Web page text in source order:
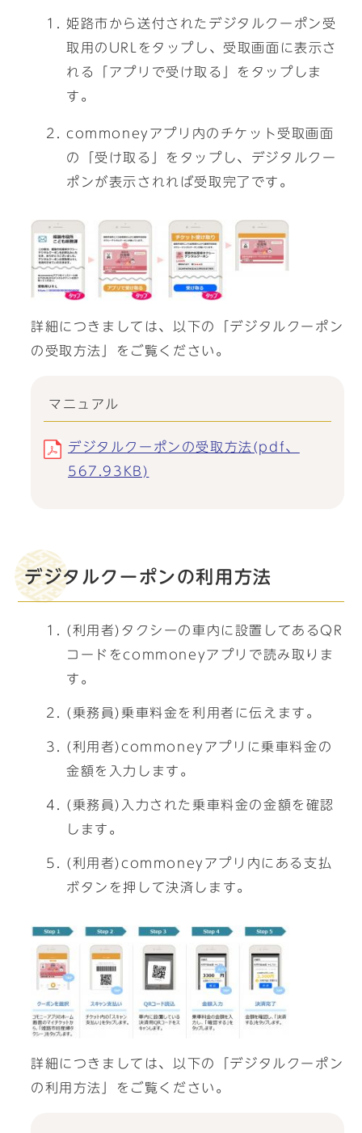
姫路市から送付されたデジタルクーポン受
取用のURLをタップし、受取画面に表示さ
れる「アプリで受け取る」をタップしま
す。
commoneyアプリ内のチケット受取画面
の「受け取る」をタップし、デジタルクー
ポンが表示されれば受取完了です。
詳細につきましては、以下の「デジタルクーポン
の受取方法」をご覧ください。
マニュアル
デジタルクーポンの受取方法(pdf、
567.93KB)
デジタルクーポンの利用方法
(利用者)タクシーの車内に設置してあるQR
コードをcommoneyアプリで読み取りま
す。
(乗務員)乗車料金を利用者に伝えます。
(利用者)commoneyアプリに乗車料金の
金額を入力します。
(乗務員)入力された乗車料金の金額を確認
します。
(利用者)commoneyアプリ内にある支払
ボタンを押して決済します。
詳細につきましては、以下の「デジタルクーポン
の利用方法」をご覧ください。